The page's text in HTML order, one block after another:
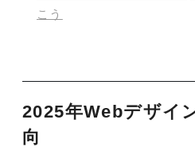
こう
2025年Webデザイ
向